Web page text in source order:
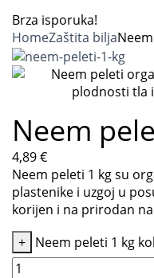
Brza isporuka!
HomeZaštita bilja
Neem
4,89€
Neem peleti 1 kg su
plastenike i uzgoj u
korijen i na prirodan
+ Neem peleti 1 kg